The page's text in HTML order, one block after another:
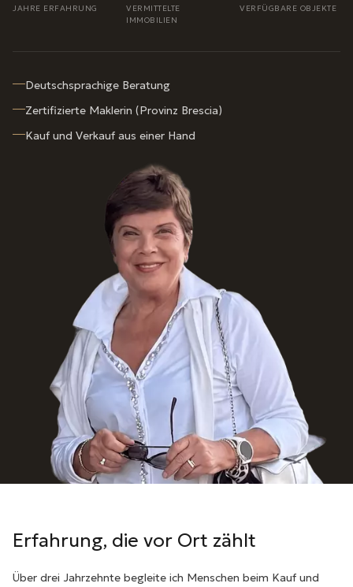
JAHRE ERFAHRUNG
VERMITTELTE
IMMOBILIEN
VERFÜGBARE OBJEKTE
Deutschsprachige Beratung
Zertifizierte Maklerin (Provinz Brescia)
Kauf und Verkauf aus einer Hand
Erfahrung, die vor Ort zählt
Über drei Jahrzehnte begleite ich Menschen beim Kauf und